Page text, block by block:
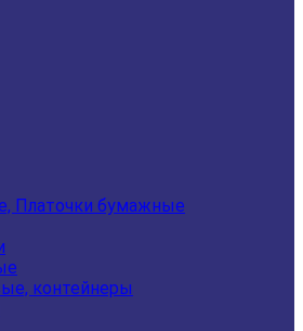
Платочки бумажные
контейнеры